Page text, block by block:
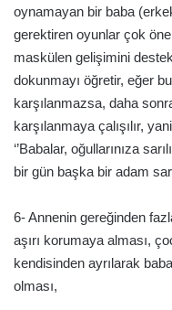
oynamayan bir baba
gerektiren oyunlar çok
maskülen gelişimini
dokunmayı öğretir, eğer
karşılanmazsa, daha sonra
karşılanmaya çalışılır,
‘’Babalar, oğullarınıza
bir gün başka bir adam
6- Annenin gereğinden
aşırı korumaya alması,
kendisinden ayrılarak
olması,